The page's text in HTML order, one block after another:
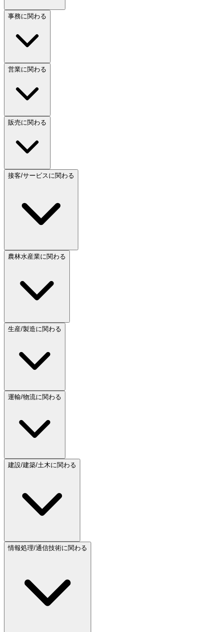
事務に関わる
営業に関わる
販売に関わる
接客/サービスに関わる
農林水産業に関わる
生産/製造に関わる
運輸/物流に関わる
建設/建築/土木に関わる
情報処理/通信技術に関わる